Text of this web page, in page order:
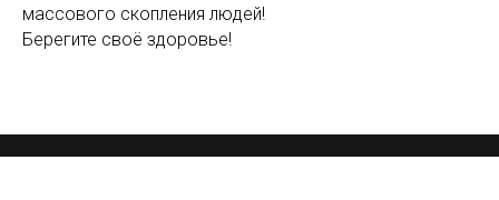
массового скопления людей!
Берегите своё здоровье!